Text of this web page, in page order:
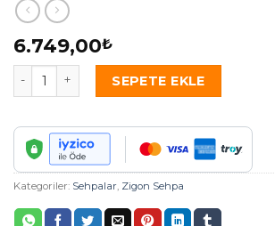
6.749,00₺
Milano Siyah Metal Ayaklı, Mermer
SEPETE EKLE
Kategoriler: Sehpalar Zigon Sehpa